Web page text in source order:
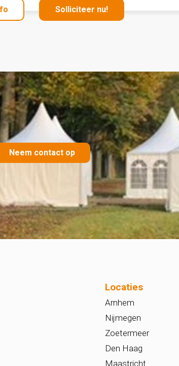
Solliciteer nu!
Neem contact op
Locaties
Arnhem
Nijmegen
Zoetermeer
Den Haag
Maastricht